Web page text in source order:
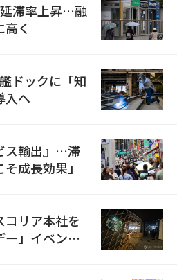
滞率上昇…融
く
ドックに「知
入へ
ス輸出』…滞
成長効果」
リア本社を
」イベント